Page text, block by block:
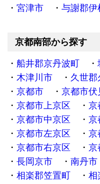
宮津市
与謝郡伊
京都南部から探す
船井郡京丹波町
木津川市
久世郡
京都市
京都市伏
京都市上京区
京
京都市中京区
京
京都市左京区
京
京都市右京区
京
長岡京市
南丹市
相楽郡笠置町
相